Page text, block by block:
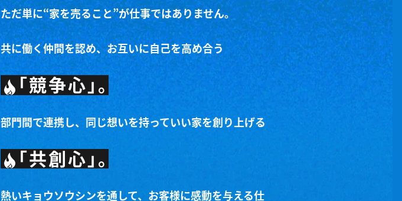
ただ単に“家を売ること”が仕事ではありません。
共に働く仲間を認め、お互いに自己を高め合う
「競争心」。
部門間で連携し、同じ想いを持っていい家を創り上げる
「共創心」。
熱いキョウソウシンを通して、お客様に感動を与える仕